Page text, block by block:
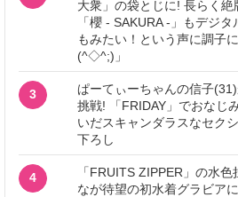
大衆」の袋とじに! 長らく
「櫻 - SAKURA -」もデジ
もみたい！という声に調子
(^◇^;)」
3
ぱーてぃーちゃんの信子
挑戦! 「FRIDAY」でおなじ
いだスキャンダラスなセク
下ろし
4
「FRUITS ZIPPER」の水色
なが待望の初水着グラビア